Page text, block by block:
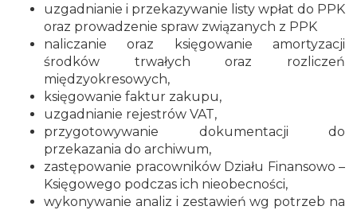
uzgadnianie i przekazywanie listy wpłat do PPK
oraz prowadzenie spraw związanych z PPK
naliczanie oraz księgowanie amortyzacji
środków trwałych oraz rozliczeń
międzyokresowych,
księgowanie faktur zakupu,
uzgadnianie rejestrów VAT,
przygotowywanie dokumentacji do
przekazania do archiwum,
zastępowanie pracowników Działu Finansowo –
Księgowego podczas ich nieobecności,
wykonywanie analiz i zestawień wg potrzeb na